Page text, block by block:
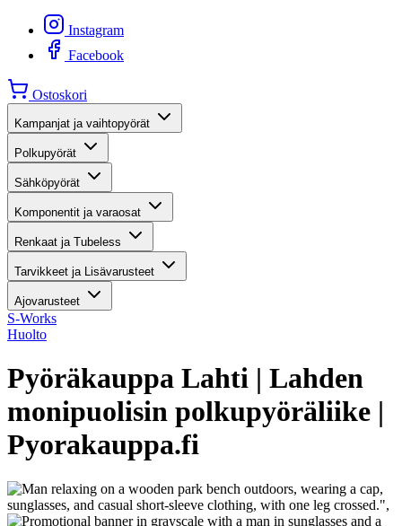
Instagram
Facebook
Ostoskori
Kampanjat ja vaihtopyörät
Polkupyörät
Sähköpyörät
Komponentit ja varaosat
Renkaat ja Tubeless
Tarvikkeet ja Lisävarusteet
Ajovarusteet
S-Works
Huolto
Pyöräkauppa Lahti | Lahden
monipuolisin polkupyöräliike |
Pyorakauppa.fi